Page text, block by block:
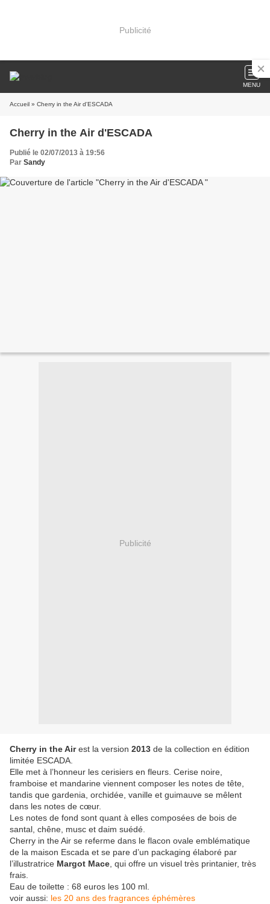
Publicité
MENU
Accueil » Cherry in the Air d'ESCADA
Cherry in the Air d'ESCADA
Publié le 02/07/2013 à 19:56
Par Sandy
Publicité
Cherry in the Airest la version 2013 de la collection en édition
limitée ESCADA.
Elle met à l’honneur les cerisiers en fleurs. Cerise noire,
framboise et mandarine viennent composer les notes de tête,
tandis que gardenia, orchidée, vanille et guimauve se mêlent
dans les notes de cœur.
Les notes de fond sont quant à elles composées de bois de
santal, chêne, musc et daim suédé.
Cherry in the Air se referme dans le flacon ovale emblématique
de la maison Escada et se pare d’un packaging élaboré par
l’illustratrice Margot Mace , qui offre un visuel très printanier, très
frais.
Eau de toilette : 68 euros les 100 ml.
voir aussi: les 20 ans des fragrances éphémères